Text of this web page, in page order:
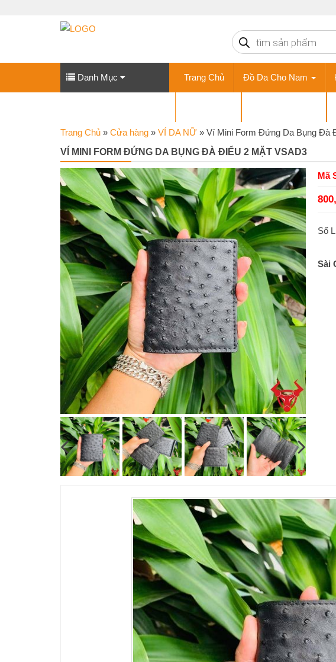
Tìm
kiếm
sản
phẩm
Danh Mục Trang Chủ Đồ Da Cho Nam
Trang Chủ » Cửa hàng » VÍ DA NỮ » Ví Mini Form Đứng Da Bụng Đà
VÍ MINI FORM ĐỨNG DA BỤNG ĐÀ ĐIỂU 2 MẶT VSAD3
Mã
Số
Sài